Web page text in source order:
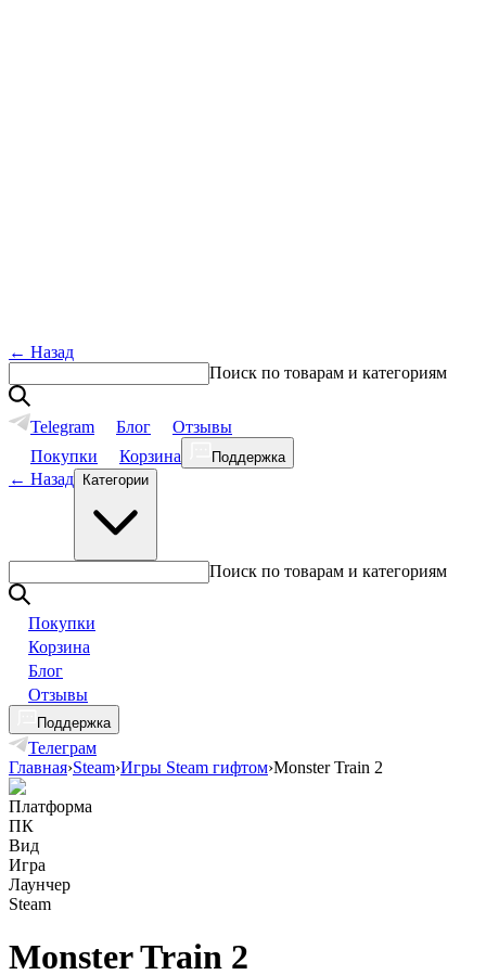
← Назад
Поиск по товарам и категориям
Telegram Блог
Отзывы
Покупки
Корзина Поддержка
← Назад Категории
Поиск по товарам и категориям
Покупки
Корзина
Блог
Отзывы
Поддержка
Телеграм
Главная›Steam›Игры Steam гифтом›Monster Train 2
Платформа
ПК
Вид
Игра
Лаунчер
Steam
Monster Train 2